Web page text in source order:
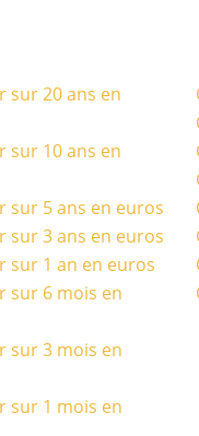
sur 20 ans en
sur 10 ans en
sur 5 ans en euros
sur 3 ans en euros
sur 1 an en euros
sur 6 mois en
sur 3 mois en
sur 1 mois en